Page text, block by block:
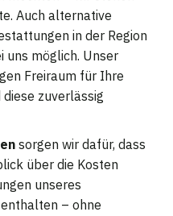
Auch alternative
in der Region
uns möglich. Unser
Freiraum für Ihre
zuverlässig
sorgen wir dafür, dass
über die Kosten
unseres
– ohne